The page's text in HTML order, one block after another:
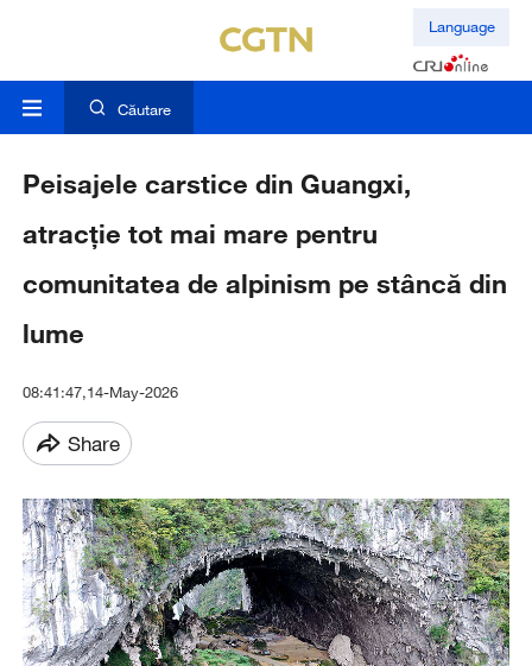
Language
Căutare
Peisajele carstice din Guangxi,
atracție tot mai mare pentru
comunitatea de alpinism pe stâncă din
lume
08:41:47,14-May-2026
Share